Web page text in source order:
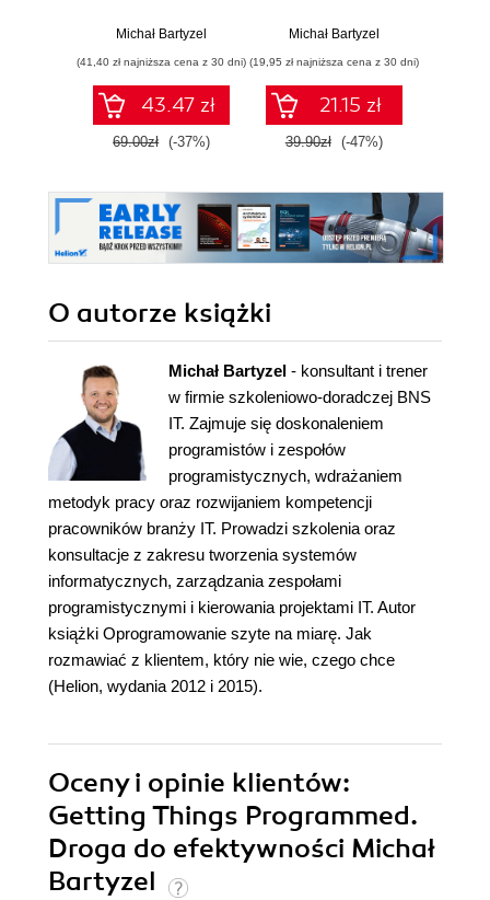
wie, czego chce.
rozszerzone
Michał Bartyzel
(41,40 zł najniższa cena z 30 dni)
43.47 zł
69.00zł (-37%)
wie, czego chce
Michał Bartyzel
(19,95 zł najniższa cena z 30 dni)
21.15 zł
39.90zł (-47%)
O autorze książki
Michał Bartyzel - konsultant i trener
w firmie szkoleniowo-doradczej BNS
IT. Zajmuje się doskonaleniem
programistów i zespołów
programistycznych, wdrażaniem
metodyk pracy oraz rozwijaniem kompetencji
pracowników branży IT. Prowadzi szkolenia oraz
konsultacje z zakresu tworzenia systemów
informatycznych, zarządzania zespołami
programistycznymi i kierowania projektami IT. Autor
książki Oprogramowanie szyte na miarę. Jak
rozmawiać z klientem, który nie wie, czego chce
(Helion, wydania 2012 i 2015).
Oceny i opinie klientów:
Getting Things Programmed.
Droga do efektywności Michał
Bartyzel